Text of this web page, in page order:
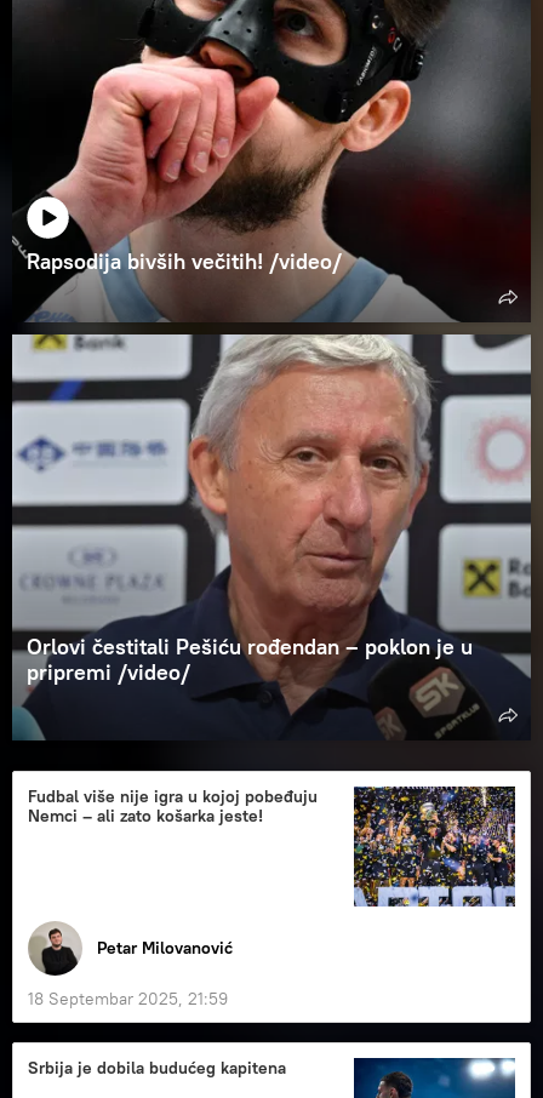
Rapsodija bivših večitih! /video/
Orlovi čestitali Pešiću rođendan – poklon je u
pripremi /video/
Fudbal više nije igra u kojoj pobeđuju
Nemci – ali zato košarka jeste!
Petar Milovanović
18 Septembar 2025, 21:59
Srbija je dobila budućeg kapitena